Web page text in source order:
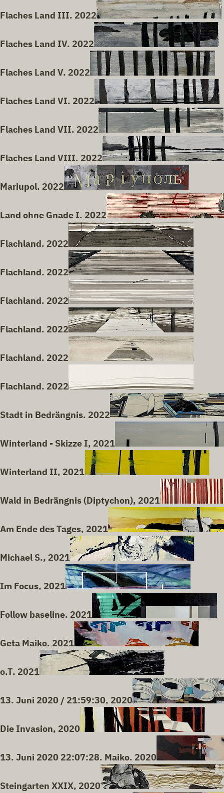
Flaches Land III. 2022
Flaches Land IV. 2022
Flaches Land V. 2022
Flaches Land VI. 2022
Flaches Land VII. 2022
Flaches Land VIII. 2022
Mariupol. 2022
Land ohne Gnade I. 2022
Flachland. 2022
Flachland. 2022
Flachland. 2022
Flachland. 2022
Flachland. 2022
Flachland. 2022
Stadt in Bedrängnis. 2022
Winterland - Skizze I, 2021
Winterland II, 2021
Wald in Bedrängnis (Diptychon), 2021
Am Ende des Tages, 2021
Michael S., 2021
Im Focus, 2021
Follow baseline. 2021
Geta Maiko. 2021
o.T. 2021
13. Juni 2020 / 21:59:30, 2020
Die Invasion, 2020
13. Juni 2020 22:07:28. Maiko. 2020
Steingarten XXIX, 2020